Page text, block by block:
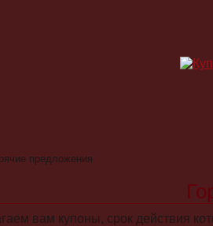
предложения
вам купоны, срок действия